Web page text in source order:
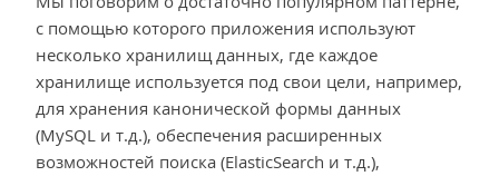
с помощью которого приложения используют
несколько хранилищ данных, где каждое
хранилище используется под свои цели, например,
для хранения канонической формы данных
(MySQL и т.д.), обеспечения расширенных
возможностей поиска (ElasticSearch и т.д.),